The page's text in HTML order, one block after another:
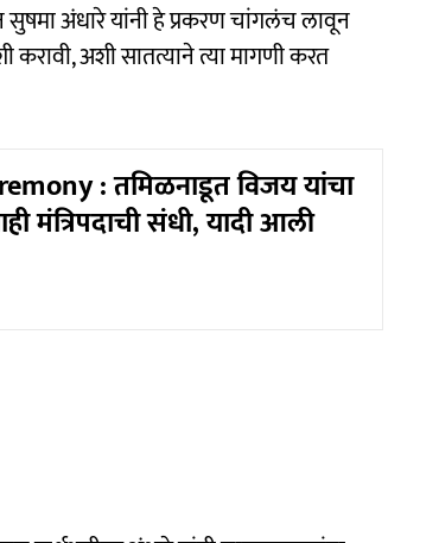
अंधारे यांनी हे प्रकरण चांगलंच लावून
अशी सातत्याने त्या मागणी करत
: तमिळनाडूत विजय यांचा
मंत्रिपदाची संधी, यादी आली